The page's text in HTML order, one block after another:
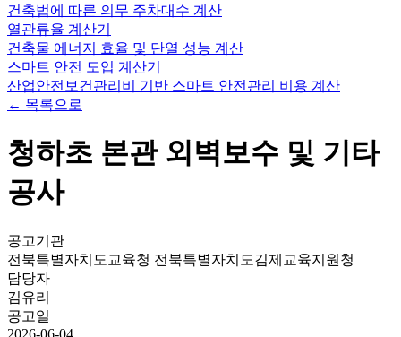
건축법에 따른 의무 주차대수 계산
열관류율 계산기
건축물 에너지 효율 및 단열 성능 계산
스마트 안전 도입 계산기
산업안전보건관리비 기반 스마트 안전관리 비용 계산
← 목록으로
청하초 본관 외벽보수 및 기타
공사
공고기관
전북특별자치도교육청 전북특별자치도김제교육지원청
담당자
김유리
공고일
2026-06-04